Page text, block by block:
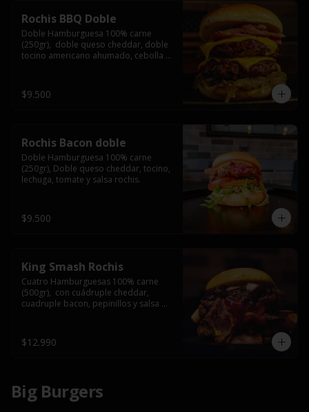
Rochis BBQ Doble
Doble Hamburguesa 100% carne
(250gr),  doble queso cheddar, doble
tocino americano ahumado, cebolla
$9.500
Rochis Bacon doble
Doble Hamburguesa 100% carne
(250gr), Doble queso cheddar, tocino,
lechuga, tomate y salsa rochis.
$9.500
King Smash Rochis
Cuatro Hamburguesas 100% carne
(500gr),  con cuádruple cheddar,
cuadruple bacon, pepinillos y salsa
$12.990
Big Burgers